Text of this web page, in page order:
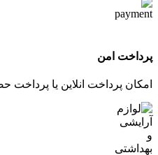
پرداخت امن
امکان پرداخت انلاین یا